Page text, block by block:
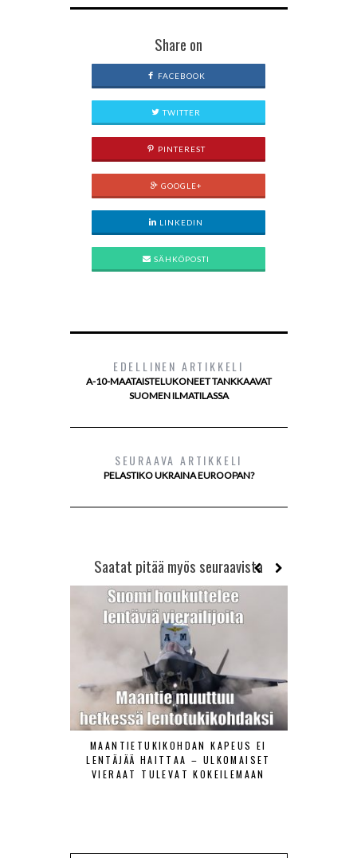
Share on
FACEBOOK
TWITTER
PINTEREST
GOOGLE+
LINKEDIN
SÄHKÖPOSTI
EDELLINEN ARTIKKELI
A-10-MAATAISTELUKONEET TANKKAAVAT
SUOMEN ILMATILASSA
SEURAAVA ARTIKKELI
PELASTIKO UKRAINA EUROOPAN?
Saatat pitää myös seuraavista
MAANTIETUKIKOHDAN KAPEUS EI
LENTÄJÄÄ HAITTAA – ULKOMAISET
VIERAAT TULEVAT KOKEILEMAAN